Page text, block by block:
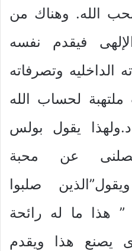
الله. وهناك من
فيقدم نفسه
الداخليه وتصرفاته
لحساب الله
يقول بولس
عن محبة
8″ ويقول”الذين صلبوا
” هذا ما له رائحة
يصنع هذا ويقدم